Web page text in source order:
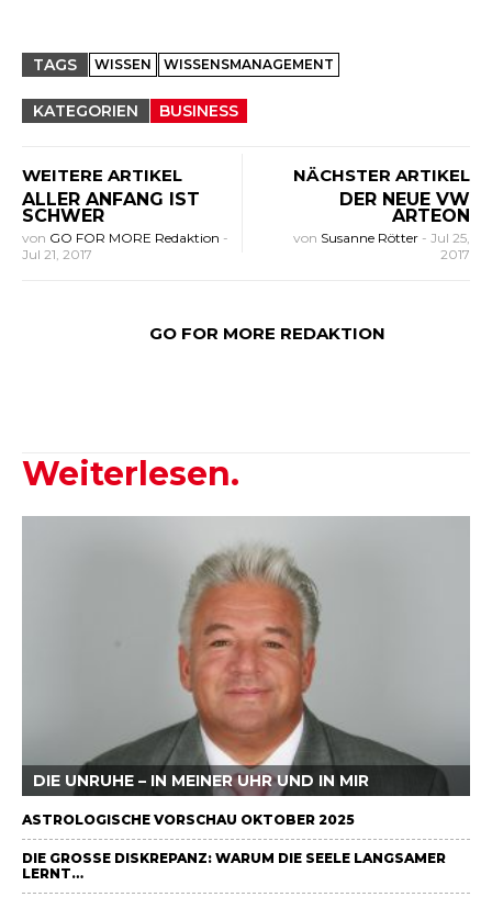
TAGS WISSEN WISSENSMANAGEMENT
KATEGORIEN BUSINESS
WEITERE ARTIKEL
ALLER ANFANG IST
SCHWER
von GO FOR MORE Redaktion -
Jul 21, 2017
NÄCHSTER ARTIKEL
DER NEUE VW
ARTEON
von Susanne Rötter - Jul 25,
2017
GO FOR MORE REDAKTION
Weiterlesen.
DIE UNRUHE – IN MEINER UHR UND IN MIR
ASTROLOGISCHE VORSCHAU OKTOBER 2025
DIE GROSSE DISKREPANZ: WARUM DIE SEELE LANGSAMER L
ERNT…